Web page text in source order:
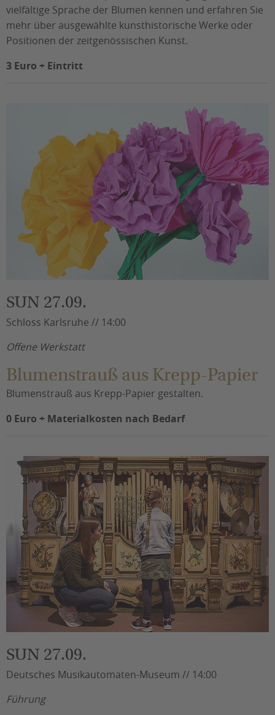
vielfältige Sprache der Blumen kennen und erfahren Sie
mehr über ausgewählte kunsthistorische Werke oder
Positionen der zeitgenössischen Kunst.
3 Euro + Eintritt
SUN 27.09.
Schloss Karlsruhe // 14:00
Offene Werkstatt
Blumenstrauß aus Krepp-Papier
Blumenstrauß aus Krepp-Papier gestalten.
0 Euro + Materialkosten nach Bedarf
SUN 27.09.
Deutsches Musikautomaten-Museum // 14:00
Führung